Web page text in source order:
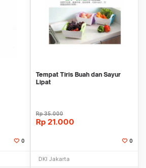
0
Tempat Tiris Buah dan Sayur
Lipat
Rp35.000
Rp 21.000
0
DKI Jakarta